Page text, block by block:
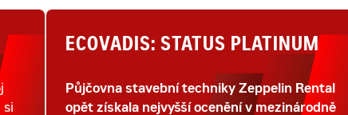
si
ECOVADIS: STATUS PLATINUM
Půjčovna stavební techniky Zeppelin Rental
opět získala nejvyšší ocenění v mezinárodně